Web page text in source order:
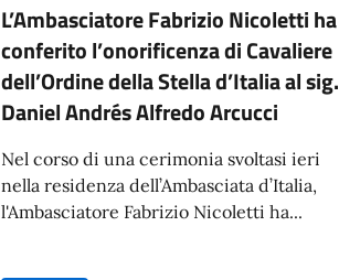
L’Ambasciatore Fabrizio Nicoletti ha
conferito l’onorificenza di Cavaliere
dell’Ordine della Stella d’Italia al sig.
Daniel Andrés Alfredo Arcucci
Nel corso di una cerimonia svoltasi ieri
nella residenza dell’Ambasciata d’Italia,
l'Ambasciatore Fabrizio Nicoletti ha...